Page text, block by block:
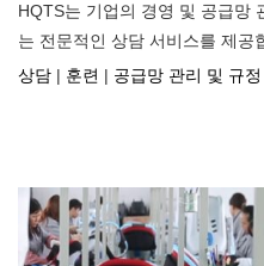
HQTS는 기업의 경영 및 공급망
는 전문적인 상담 서비스를 제공
상담 | 훈련 | 공급망 관리 및 규